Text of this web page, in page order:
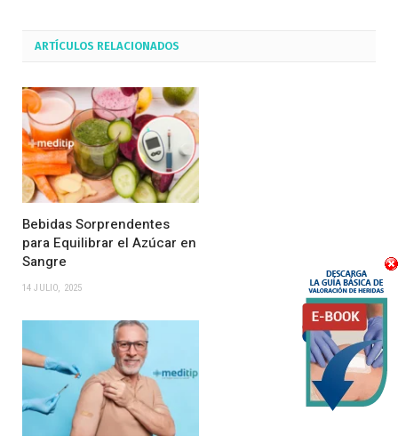
ARTÍCULOS RELACIONADOS
Bebidas Sorprendentes
para Equilibrar el Azúcar en
Sangre
14 JULIO, 2025